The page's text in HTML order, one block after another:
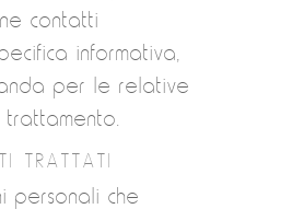
contatti
informativa,
per le relative
TRATTATI
personali che